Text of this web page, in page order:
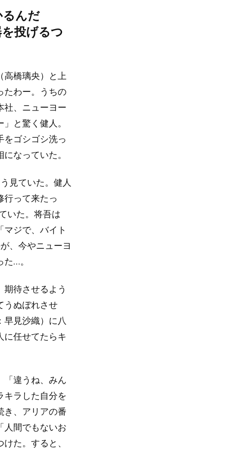
るんだ
投げるつ
高橋璃央）と上
たわー。うちの
社、ニューヨー
と驚く健人。
をゴシゴシ洗っ
なっていた。
見ていた。健人
行って来たっ
いた。将吾は
マジで、バイト
、今やニューヨ
…。
待させるよう
うぬぼれさせ
早見沙織）に八
に任せてたらキ
「違うね、みん
キラした自分を
き、アリアの番
人間でもないお
た。すると、